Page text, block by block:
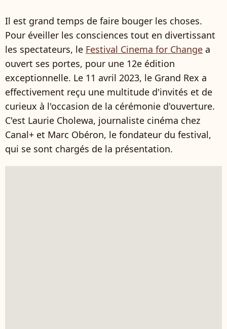
Il est grand temps de faire bouger les choses.
Pour éveiller les consciences tout en divertissant
les spectateurs, le Festival Cinema for Change a
ouvert ses portes, pour une 12e édition
exceptionnelle. Le 11 avril 2023, le Grand Rex a
effectivement reçu une multitude d'invités et de
curieux à l'occasion de la cérémonie d'ouverture.
C'est Laurie Cholewa, journaliste cinéma chez
Canal+ et Marc Obéron, le fondateur du festival,
qui se sont chargés de la présentation.